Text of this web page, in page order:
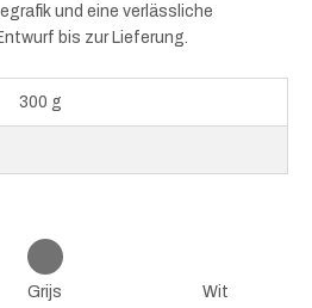
und eine verlässliche
bis zur Lieferung.
300 g
Grijs Wit